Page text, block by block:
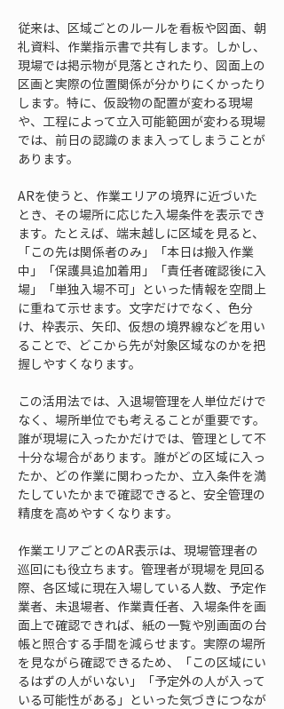
従来は、区域ごとのルールを看板や図面、朝
礼資料、作業指示書で共有します。しかし、
現場では掲示物が見落とされたり、図面上の
区画と実際の位置関係が分かりにくかったり
します。特に、仮設物の配置が変わる現場
や、工程によって立入可能範囲が変わる現場
では、前日の認識のまま入ってしまうことが
あります。
ARを使うと、作業エリアの境界に近づいた
とき、その場所に応じた入場条件を表示でき
ます。たとえば、端末越しに区域を見ると、
「この先は関係者のみ」「本日は搬入作業
中」「保護具追加着用」「責任者確認後に入
場」「単独入場不可」といった情報を空間上
に重ねて示せます。文字だけでなく、色分
け、枠表示、矢印、仮想の境界線などを用い
ることで、どこから先が対象区域なのかを把
握しやすくなります。
この活用法では、入退場管理を人単位だけで
なく、場所単位でも考えることが重要です。
誰が現場に入ったかだけでは、管理として不
十分な場合があります。誰がどの区域に入っ
たか、どの作業に関わったか、立入条件を満
たしていたかまで確認できると、安全管理の
精度を高めやすくなります。
作業エリアごとのAR表示は、現場管理者の
巡回にも役立ちます。管理者が現場を見回る
際、各区域に現在入場している人数、予定作
業者、未退場者、作業責任者、入場条件を画
面上で確認できれば、紙の一覧や別画面の台
帳と照合する手間を減らせます。実際の場所
を見ながら確認できるため、「この区域にい
るはずの人がいない」「予定外の人が入って
いる可能性がある」といった気づきにつなが